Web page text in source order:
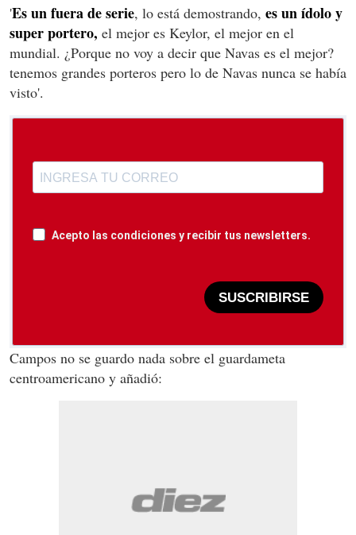
'Es un fuera de serie, lo está demostrando, es un ídolo y
super portero, el mejor es Keylor, el mejor en el
mundial. ¿Porque no voy a decir que Navas es el mejor?
tenemos grandes porteros pero lo de Navas nunca se había
visto'.
Acepto las condiciones y recibir tus newsletters.
SUSCRIBIRSE
Campos no se guardo nada sobre el guardameta
centroamericano y añadió: